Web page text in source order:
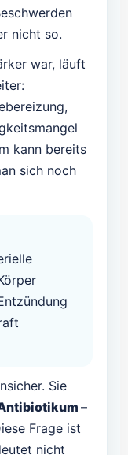
nicht so.
war, läuft
kann bereits
sich noch
Sie
–
Frage ist
nicht